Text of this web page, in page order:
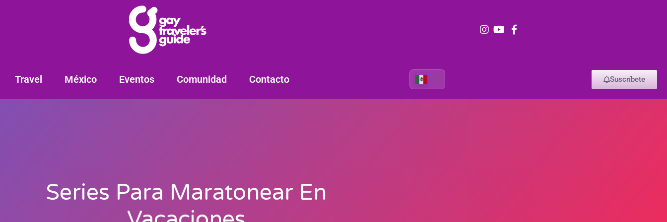
Travel México Eventos Comunidad Contacto Suscríbete
Series Para Maratonear En